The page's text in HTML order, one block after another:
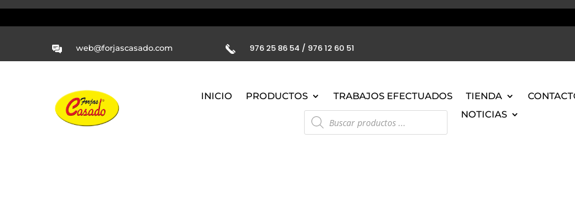
web@forjascasado.com 976 25 86 54 / 976 12 60 51
INICIO PRODUCTOS TRABAJOS EFECTUADOS TIENDA
Búsqueda
de
productos
NOTICIAS